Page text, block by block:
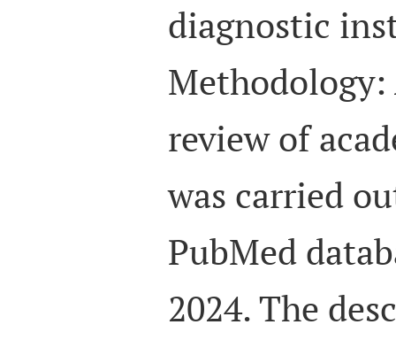
diagnostic
review of
was carried
PubMed
2024. The